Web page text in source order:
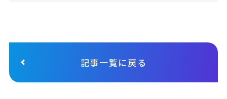
記事一覧に戻る